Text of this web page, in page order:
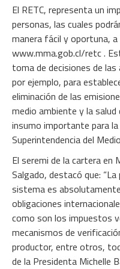
El RETC, representa un
personas, las cuales
manera fácil y oportuna,
www.mma.gob.cl/retc .
toma de decisiones de
por ejemplo, para
eliminación de las
medio ambiente y la
insumo importante para
Superintendencia del
El seremi de la cartera en
Salgado, destacó que:
sistema es
obligaciones
como son los impuestos
mecanismos de
productor, entre otros,
de la Presidenta Michelle